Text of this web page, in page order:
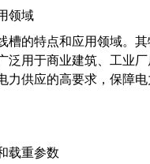
领域
槽的特点和应用领域。
泛用于商业建筑、工业
力供应的高要求，保障电
载重参数